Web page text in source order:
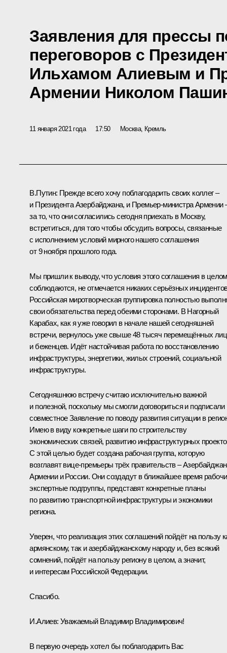
Заявления для прессы
переговоров с
Ильхамом Алиевым и
Армении Николом
11 января 2021 года 17:50 Москва, Кремль
В.Путин: Прежде всего хочу поблагодарить своих коллег –
и Президента Азербайджана, и Премьер-министра Армении
за то, что они согласились сегодня приехать в Москву,
встретиться, для того чтобы обсудить вопросы, связанные
с исполнением условий мирного нашего соглашения
от 9 ноября прошлого года.
Мы пришли к выводу, что условия этого соглашения в целом
соблюдаются, не отмечается никаких серьёзных
Российская миротворческая группировка полностью
свои обязательства перед обеими сторонами. В Нагорный
Карабах, как я уже говорил в начале нашей сегодняшней
встречи, вернулось уже свыше 48 тысяч перемещённых лиц
и беженцев. Идёт настойчивая работа по восстановлению
инфраструктуры, энергетики, жилых строений, социальной
инфраструктуры.
Сегодняшнюю встречу считаю исключительно важной
и полезной, поскольку мы смогли договориться и подписали
совместноеЗаявлениепо поводу развития ситуации в
Имею в виду конкретные шаги по строительству
экономических связей, развитию инфраструктурных
С этой целью будет создана рабочая группа, которую
возглавят вице-премьеры трёх правительств –
Армении и России. Они создадут в ближайшее время
экспертные подгруппы, представят конкретные планы
по развитию транспортной инфраструктуры и экономики
региона.
Уверен, что реализация этих соглашений пойдёт на пользу
армянскому, так и азербайджанскому народу и, без всякий
сомнений, пойдёт на пользу региону в целом, а значит,
и интересам Российской Федерации.
Спасибо.
И.Алиев: Уважаемый Владимир Владимирович!
В первую очередь хотел бы поблагодарить Вас